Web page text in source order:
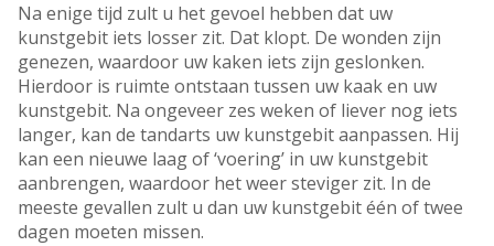
Na enige tijd zult u het gevoel hebben dat uw
kunstgebit iets losser zit. Dat klopt. De wonden zijn
genezen, waardoor uw kaken iets zijn geslonken.
Hierdoor is ruimte ontstaan tussen uw kaak en uw
kunstgebit. Na ongeveer zes weken of liever nog iets
langer, kan de tandarts uw kunstgebit aanpassen. Hij
kan een nieuwe laag of ‘voering’ in uw kunstgebit
aanbrengen, waardoor het weer steviger zit. In de
meeste gevallen zult u dan uw kunstgebit één of twee
dagen moeten missen.